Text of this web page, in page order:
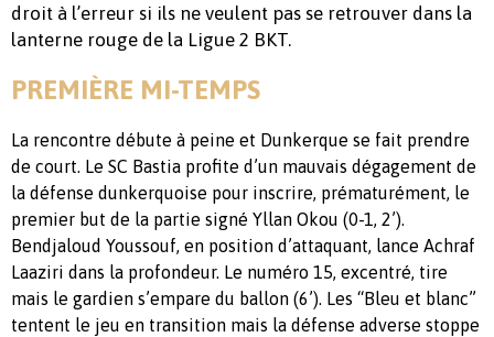
droit à l’erreur si ils ne veulent pas se retrouver dans la
lanterne rouge de la Ligue 2 BKT.
PREMIÈRE MI-TEMPS
La rencontre débute à peine et Dunkerque se fait prendre
de court. Le SC Bastia profite d’un mauvais dégagement de
la défense dunkerquoise pour inscrire, prématurément, le
premier but de la partie signé Yllan Okou (0-1, 2’).
Bendjaloud Youssouf, en position d’attaquant, lance Achraf
Laaziri dans la profondeur. Le numéro 15, excentré, tire
mais le gardien s’empare du ballon (6’). Les “Bleu et blanc”
tentent le jeu en transition mais la défense adverse stoppe